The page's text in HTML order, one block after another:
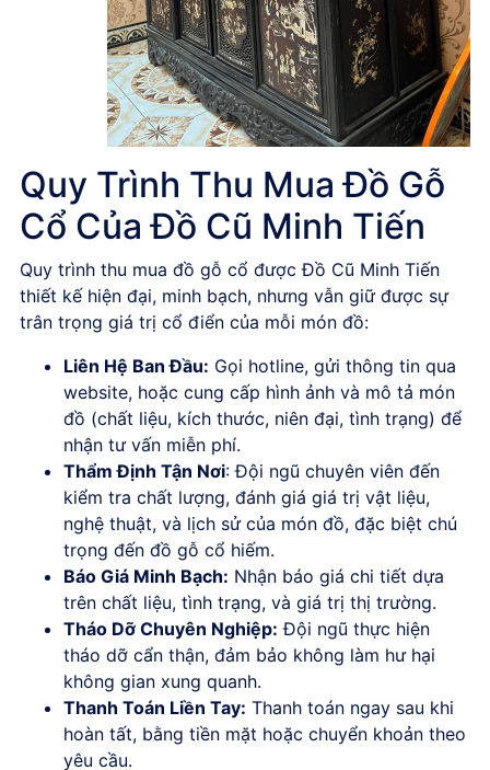
Quy Trình Thu Mua Đồ Gỗ
Cổ Của Đồ Cũ Minh Tiến
Quy trình thu mua đồ gỗ cổ đượcĐồ Cũ Minh Tiến
thiết kế hiện đại, minh bạch, nhưng vẫn giữ được sự
trân trọng giá trị cổ điển của mỗi món đồ:
Liên Hệ Ban Đầu: Gọi hotline, gửi thông tin qua
website, hoặc cung cấp hình ảnh và mô tả món
đồ (chất liệu, kích thước, niên đại, tình trạng) để
nhận tư vấn miễn phí.
Thẩm Định Tận Nơi: Đội ngũ chuyên viên đến
kiểm tra chất lượng, đánh giá giá trị vật liệu,
nghệ thuật, và lịch sử của món đồ, đặc biệt chú
trọng đến đồ gỗ cổ hiếm.
Báo Giá Minh Bạch: Nhận báo giá chi tiết dựa
trên chất liệu, tình trạng, và giá trị thị trường.
Tháo Dỡ Chuyên Nghiệp: Đội ngũ thực hiện
tháo dỡ cẩn thận, đảm bảo không làm hư hại
không gian xung quanh.
Thanh Toán Liền Tay: Thanh toán ngay sau khi
hoàn tất, bằng tiền mặt hoặc chuyển khoản theo
yêu cầu.